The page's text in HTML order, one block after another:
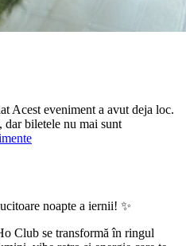
Acest eveniment a avut deja loc.
dar biletele nu mai sunt
noapte a iernii! ✨
Club se transformă în ringul